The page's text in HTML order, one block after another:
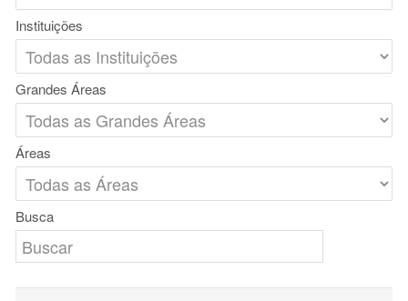
Instituições
Grandes Áreas
Áreas
Busca